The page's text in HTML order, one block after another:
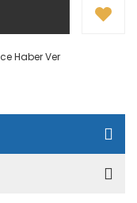
Haber Ver